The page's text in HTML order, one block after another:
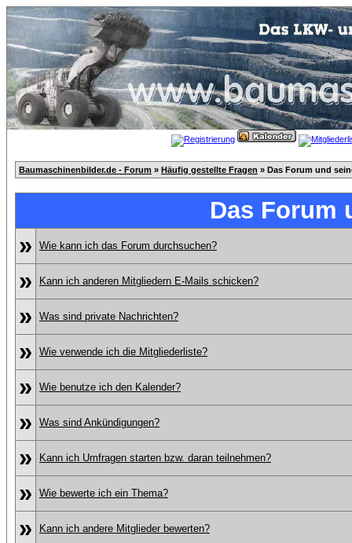
Baumaschinenbilder.de - Forum » Häufig gestellte Fragen » Das Forum und
Das Forum
»
Wie kann ich das Forum durchsuchen?
» Kann ich anderen Mitgliedern E-Mails schicken?
» Was sind private Nachrichten?
» Wie verwende ich die Mitgliederliste?
» Wie benutze ich den Kalender?
» Was sind Ankündigungen?
» Kann ich Umfragen starten bzw. daran teilnehmen?
» Wie bewerte ich ein Thema?
» Kann ich andere Mitglieder bewerten?